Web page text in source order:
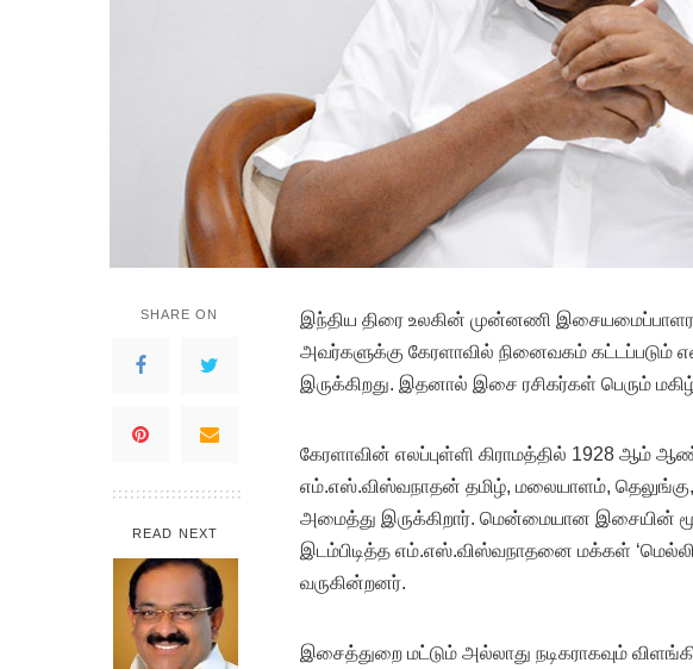
SHARE ON
READ NEXT
இந்திய திரை உலகின் முன்னணி
அவர்களுக்கு கேரளாவில் நினைவகம் கட்டப்படும்
இருக்கிறது. இதனால் இசை ரசிகர்கள் பெரும்
கேரளாவின் எலப்புள்ளி கிராமத்தில் 1928 ஆம்
எம்.எஸ்.விஸ்வநாதன் தமிழ், மலையாளம்,
அமைத்து இருக்கிறார். மென்மையான இசையின்
இடம்பிடித்த எம்.எஸ்.விஸ்வநாதனை மக்கள்
வருகின்றனர்.
இசைத்துறை மட்டும் அல்லாது நடிகராகவும்